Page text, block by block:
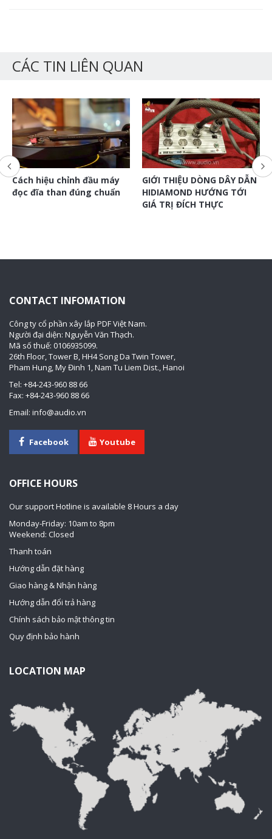
CÁC TIN LIÊN QUAN
Cách hiệu chỉnh đầu máy
đọc đĩa than đúng chuẩn
GIỚI THIỆU DÒNG DÂY DẪN
HIDIAMOND HƯỚNG TỚI
GIÁ TRỊ ĐÍCH THỰC
CONTACT INFOMATION
Công ty cổ phần xây lắp PDF Việt Nam.
Người đại diện: Nguyễn Văn Thạch.
Mã số thuế: 0106935099.
26th Floor, Tower B, HH4 Song Da Twin Tower,
Pham Hung, My Đinh 1, Nam Tu Liem Dist., Hanoi
Tel: +84-243-960 88 66
Fax: +84-243-960 88 66
Email: info@audio.vn
Facebook Youtube
OFFICE HOURS
Our support Hotline is available 8 Hours a day
Monday-Friday: 10am to 8pm
Weekend: Closed
Thanh toán
Hướng dẫn đặt hàng
Giao hàng & Nhận hàng
Hướng dẫn đổi trả hàng
Chính sách bảo mật thông tin
Quy định bảo hành
LOCATION MAP